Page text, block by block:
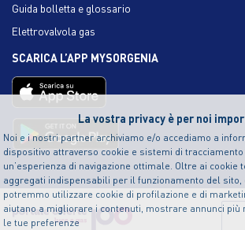
La vostra privacy è per noi
Noi e i nostri partner archiviamo e/o accediamo a
dispositivo attraverso cookie e sistemi di
un’esperienza di navigazione ottimale. Oltre ai cookie
aggregati indispensabili per il funzionamento del sito,
potremmo utilizzare cookie di profilazione e di
aiutano a migliorare i contenuti, mostrare annunci più
le tue preferenze
Guida bolletta e glossario
Elettrovalvola gas
SCARICA L’APP MYSORGENIA